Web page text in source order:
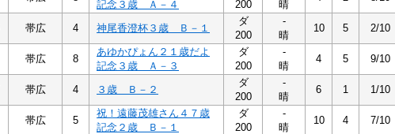
記念３歳 Ａ－４
200
晴
帯広 4 神尾香澄杯３歳 Ｂ－１
ダ
200
-
晴
10 5 2/10
帯広 8
あゆかぴょん２１歳だよ
記念３歳 Ａ－３
ダ
200
-
晴
4 5 9/10
帯広 4 ３歳 Ｂ－２
ダ
200
-
晴
6 1 1/10
帯広 5
祝！遠藤茂雄さん４７歳
記念２歳 Ｂ－１
ダ
200
-
晴
10 4 7/10